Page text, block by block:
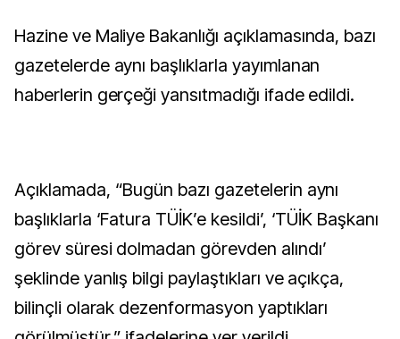
Hazine ve Maliye Bakanlığı açıklamasında, bazı
gazetelerde aynı başlıklarla yayımlanan
haberlerin gerçeği yansıtmadığı ifade edildi.
Açıklamada, “Bugün bazı gazetelerin aynı
başlıklarla ‘Fatura TÜİK’e kesildi’, ‘TÜİK Başkanı
görev süresi dolmadan görevden alındı’
şeklinde yanlış bilgi paylaştıkları ve açıkça,
bilinçli olarak dezenformasyon yaptıkları